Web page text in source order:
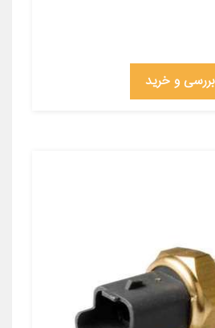
بررسی و خرید